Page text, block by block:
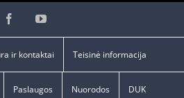
FacebookYouTube
ir kontaktai Teisinė informacija
Paslaugos Nuorodos DUK